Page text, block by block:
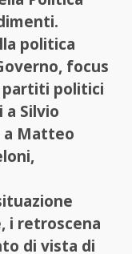
politica
focus
partiti politici
Silvio
a Matteo
i retroscena
di vista di